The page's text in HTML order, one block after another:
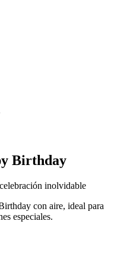
Birthday
inolvidable
con aire, ideal para
especiales.